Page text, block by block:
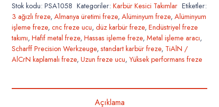
Stok kodu: PSA1058 Kategoriler: Karbür Kesici Takımlar Etiketler:
3 ağızlı freze, Almanya üretimi freze, Alüminyum freze, Alüminyum
işleme freze, cnc freze ucu, düz karbür freze, Endüstriyel freze
takımı, Hafif metal freze, Hassas işleme freze, Metal işleme aracı,
Scharff Precision Werkzeuge, standart karbür freze, TiAlN /
AlCrN kaplamalı freze, Uzun freze ucu, Yüksek performans freze
Açıklama